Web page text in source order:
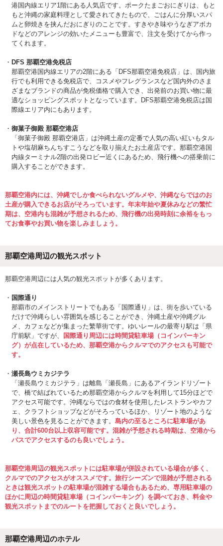
港国内線エリア1階にある人気店です。ポークたまごおにぎりは、もと
もと沖縄の家庭料理として愛されてきたもので、ごはんに分厚いスパ
ムと卵焼きを挟んだおにぎりのことです。すきやき味やうなぎアボカ
ドなどのアレンジの効いたメニューも豊富で、注文を受けてから作っ
てくれます。
DFS 那覇空港免税店
那覇空港国内線エリアの2階にある「DFS那覇空港免税店」は、国内旅
行でも利用できる免税店で、コスメやフレグランスなど国内外のさま
ざまなブランドの商品が免税価格で購入でき、出発前のお買い物に最
適なショッピングスポットとなっています。DFS那覇空港免税店は国
際線エリア内にもあります。
御菓子御殿 那覇空港店
「御菓子御殿 那覇空港店」は沖縄土産の定番で人気の高い紅いもタル
トや塩胡麻ちんちすこうなどを取り揃えたお土産店です。那覇空港国
内線ターミナル2階の出発ロビー近くにあるため、飛行機への搭乗前に
購入することができます。
那覇空港内には、沖縄でしか食べられないグルメや、沖縄ならではのお
土産が購入できるお店がそろっています。年末年始や夏休みなどの繁忙
期は、空港内も混雑が予想されるため、飛行機の出発時刻に余裕をもっ
てお食事やお買い物を楽しみましょう。
那覇空港周辺の観光スポット
那覇空港周辺には人気の観光スポットが多くあります。
国際通り
那覇市のメインストリートでもある「国際通り」は、街を歩いている
だけで沖縄らしい雰囲気を感じることができ、沖縄土産や沖縄グル
メ、カフェなどが集まった繁華街です。ゆいレールの最寄り駅は「県
庁前駅」ですが、
国際通り周辺には時間貸駐車場（コインパーキン
グ）が点在しているため、那覇空港からクルマでのアクセスも可能で
す。
瀬長島ウミカジテラ
「瀬長島ウミカジテラ」は離島「瀬長島」にあるアイランドリゾート
で、橋で結ばれているため那覇空港からクルマを利用して15分ほどで
アクセス可能です。沖縄ならではの食材を使用したレストランやカフ
ェ、クラフトショップなどがそろっているほか、リゾート地のような
美しい景色を見ることができます。 島内の至るところに駐車場があ
り、合計600台以上収容可能です。混雑が予想される時期は、空港から
バスでアクセスするのも良いでしょう。
那覇空港周辺の観光スポットには駐車場が併設されている場合が多く、
クルマでのアクセスがオススメです。旅行シーズンで混雑が予想される
ときは観光スポットの駐車場が混雑する場合もあるため、専用駐車場の
ほかに周辺の時間貸駐車場（コインパーキング）を調べておき、料金や
観光スポットまでのルートを把握しておくと良いでしょう。
那覇空港周辺のホテル